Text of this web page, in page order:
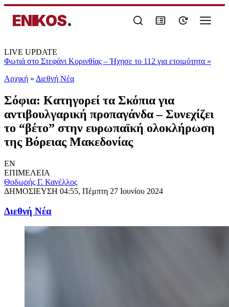
ENIKOS.
LIVE UPDATE
Φωτιά στο Στεφάνι Κορινθίας – Ήχησε το 112 για ετοιμότητα »
Αρχική » Διεθνή Νέα
Σόφια: Κατηγορεί τα Σκόπια για
αντιβουλγαρική προπαγάνδα – Συνεχίζει
το “βέτο” στην ευρωπαϊκή ολοκλήρωση
της Βόρειας Μακεδονίας
EN
ΕΠΙΜΕΛΕΙΑ
Θοδωρής Γ. Κανέλλος
ΔΗΜΟΣΙΕΥΣΗ 04:55, Πέμπτη 27 Ιουνίου 2024
Διεθνή Νέα